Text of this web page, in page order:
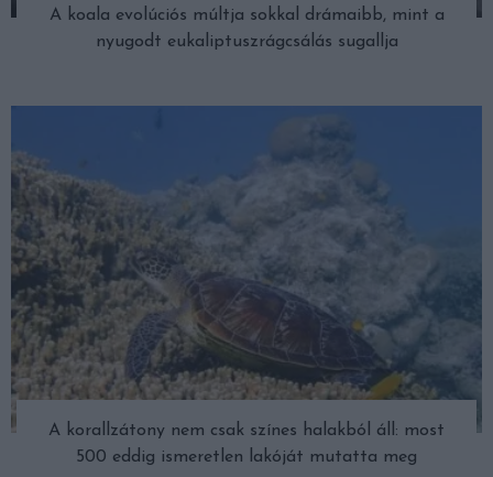
A koala evolúciós múltja sokkal drámaibb, mint a
nyugodt eukaliptuszrágcsálás sugallja
A korallzátony nem csak színes halakból áll: most
500 eddig ismeretlen lakóját mutatta meg